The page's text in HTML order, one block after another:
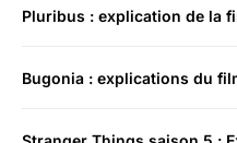
Pluribus : explication de la
Bugonia : explications du